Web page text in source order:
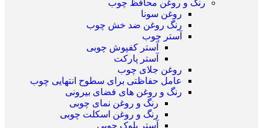
رنگ و روغن محافظ چوب
روغن سونا
رنگ روغن ضد خش چوب
آستر چوب
آستر کفپوش چوبی
آستر پارکت
روغن جلای چوب
عامل حفاظتی برای سطوح انتهایی چوب
رنگ و روغن های فضای بیرونی
رنگ و روغن نمای چوبی
رنگ و روغن اسکلت چوبی
آستر بلوک چوبی